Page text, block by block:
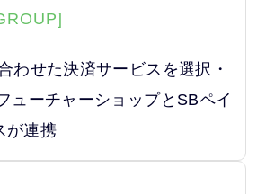
わせた決済サービスを選択・
ューチャーショップとSBペイ
が連携